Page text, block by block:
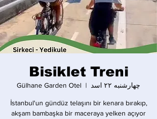
Bisiklet Treni
چهارشنبه ۲۲ اسد
  |
Gülhane Garden Otel
İstanbul'un gündüz telaşını bir kenara bırakıp,
akşam bambaşka bir maceraya yelken açıyor